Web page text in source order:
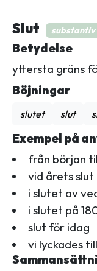
Slut substantiv
Betydelse
yttersta gräns
Böjningar
slutet slut
Exempel på
från början
vid årets slut
i slutet av
i slutet på
slut för idag
vi lyckades